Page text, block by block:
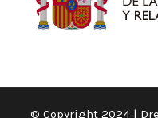
© Copyright 2024 |